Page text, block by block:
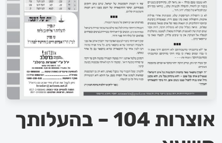
אוצרות 104 – בהעלותך